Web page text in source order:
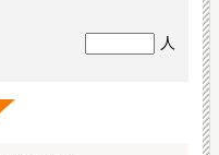
人